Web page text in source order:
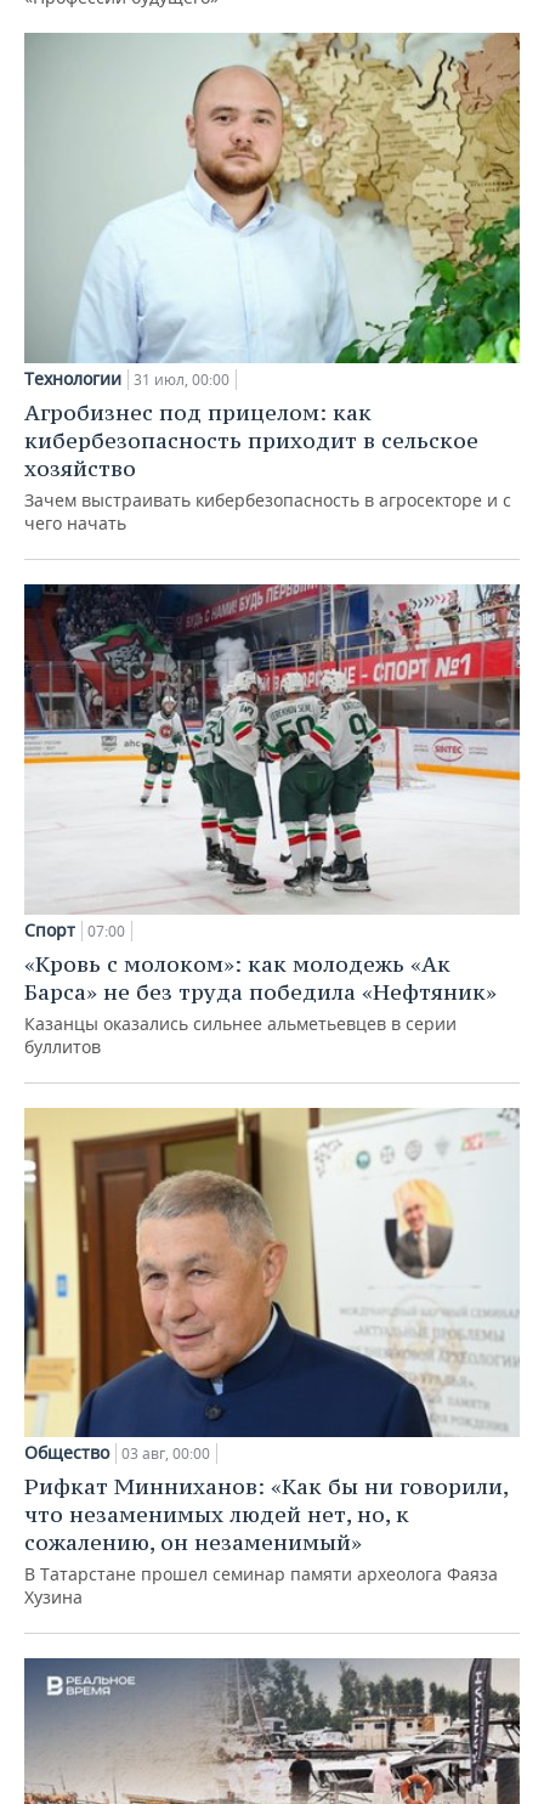
Технологии 31 июл, 00:00
Агробизнес под прицелом: как
кибербезопасность приходит в сельское
хозяйство
Зачем выстраивать кибербезопасность в агросекторе и с
чего начать
Спорт 07:00
«Кровь с молоком»: как молодежь «Ак
Барса» не без труда победила «Нефтяник»
Казанцы оказались сильнее альметьевцев в серии
буллитов
Общество 03 авг, 00:00
Рифкат Минниханов: «Как бы ни говорили,
что незаменимых людей нет, но, к
сожалению, он незаменимый»
В Татарстане прошел семинар памяти археолога Фаяза
Хузина